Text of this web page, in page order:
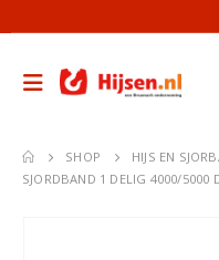
SHOP HIJS EN
SJORDBAND 1 DELIG 4000/5000